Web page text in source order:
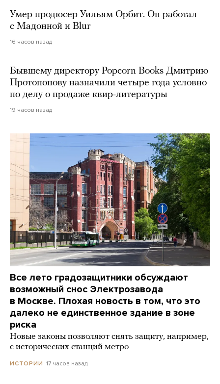
Умер продюсер Уильям Орбит. Он работал
с Мадонной и Blur
16 часов назад
Бывшему директору Popcorn Books Дмитрию
Протопопову назначили четыре года условно
по делу о продаже квир-литературы
19 часов назад
Все лето градозащитники обсуждают
возможный снос Электрозавода
в Москве. Плохая новость в том, что это
далеко не единственное здание в зоне
риска
Новые законы позволяют снять защиту, например,
с исторических станций метро
ИСТОРИИ 17 часов назад